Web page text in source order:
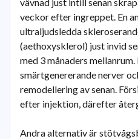
veckor efter ingreppet. En
ultraljudsledda
(aethoxysklerol) just invid
med 3 månaders
smärtgenererande nerver
remodellering av senan.
efter injektion, därefter
Andra alternativ är